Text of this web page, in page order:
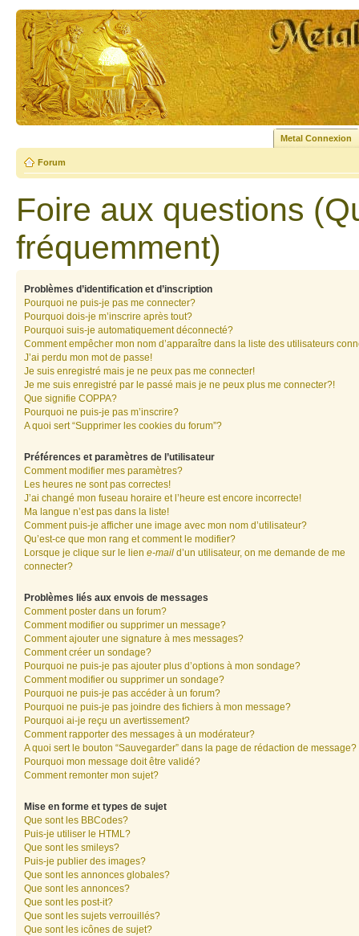
Metal Connexion
Forum
Foire aux questions
fréquemment)
Problèmes d’identification et d’inscription
Pourquoi ne puis-je pas me connecter?
Pourquoi dois-je m’inscrire après tout?
Pourquoi suis-je automatiquement déconnecté?
Comment empêcher mon nom d’apparaître dans la liste des utilisateurs
J’ai perdu mon mot de passe!
Je suis enregistré mais je ne peux pas me connecter!
Je me suis enregistré par le passé mais je ne peux plus me connecter?!
Que signifie COPPA?
Pourquoi ne puis-je pas m’inscrire?
A quoi sert “Supprimer les cookies du forum”?
Préférences et paramètres de l’utilisateur
Comment modifier mes paramètres?
Les heures ne sont pas correctes!
J’ai changé mon fuseau horaire et l’heure est encore incorrecte!
Ma langue n’est pas dans la liste!
Comment puis-je afficher une image avec mon nom d’utilisateur?
Qu’est-ce que mon rang et comment le modifier?
Lorsque je clique sur le lien e-mail d’un utilisateur, on me demande de me
connecter?
Problèmes liés aux envois de messages
Comment poster dans un forum?
Comment modifier ou supprimer un message?
Comment ajouter une signature à mes messages?
Comment créer un sondage?
Pourquoi ne puis-je pas ajouter plus d’options à mon sondage?
Comment modifier ou supprimer un sondage?
Pourquoi ne puis-je pas accéder à un forum?
Pourquoi ne puis-je pas joindre des fichiers à mon message?
Pourquoi ai-je reçu un avertissement?
Comment rapporter des messages à un modérateur?
A quoi sert le bouton “Sauvegarder” dans la page de rédaction de message?
Pourquoi mon message doit être validé?
Comment remonter mon sujet?
Mise en forme et types de sujet
Que sont les BBCodes?
Puis-je utiliser le HTML?
Que sont les smileys?
Puis-je publier des images?
Que sont les annonces globales?
Que sont les annonces?
Que sont les post-it?
Que sont les sujets verrouillés?
Que sont les icônes de sujet?